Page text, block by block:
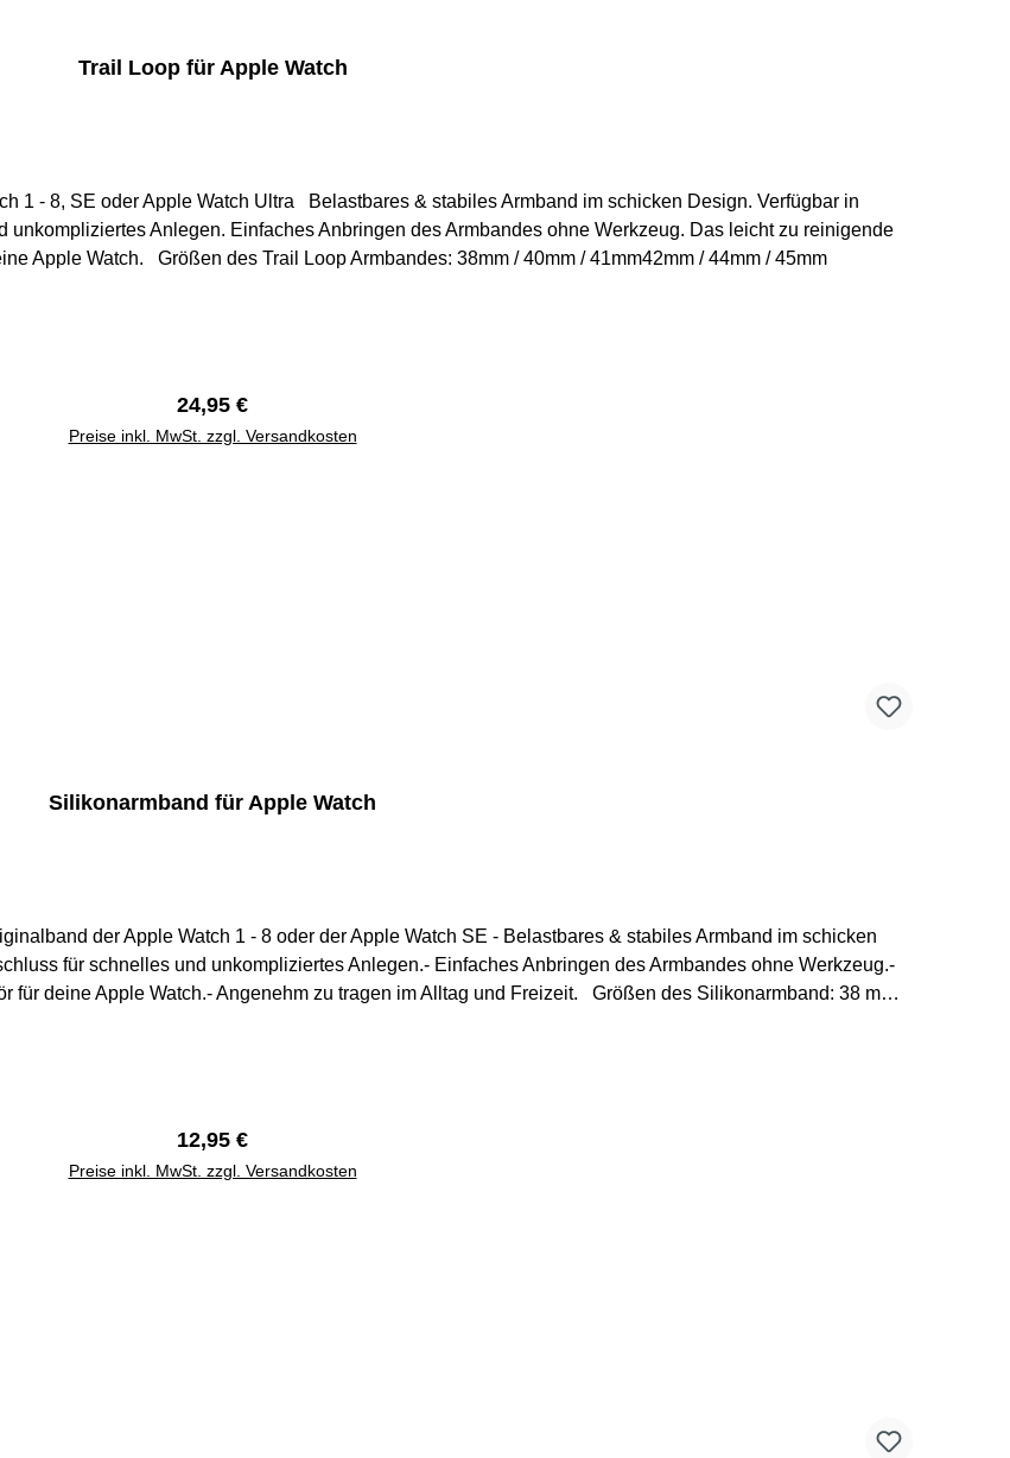
Trail Loop für Apple Watch
& stabiles Armband im schicken Design. Verfügbar in
Anlegen. Einfaches Anbringen des Armbandes ohne Werkzeug. Das leicht zu reinigende
Armband ist das perfekte Fitness Zubehör für deine Apple Watch. Größen des Trail Loop Armbandes: 38mm / 40mm / 41mm42mm / 44mm / 45mm
Regulärer Preis:
24,95 €
Preise inkl. MwSt. zzgl. Versandkosten
Silikonarmband für Apple Watch
der Apple Watch 1 - 8 oder der Apple Watch SE - Belastbares & stabiles Armband im schicken
für schnelles und unkompliziertes Anlegen.- Einfaches Anbringen des Armbandes ohne Werkzeug.-
für deine Apple Watch.- Angenehm zu tragen im Alltag und Freizeit. Größen des Silikonarmband: 38 mm /
Regulärer Preis:
12,95 €
Preise inkl. MwSt. zzgl. Versandkosten